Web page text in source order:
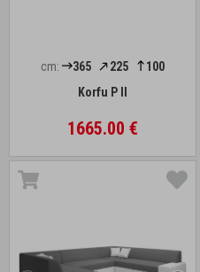
cm: 365 225
100
Korfu P II
1665.00 €